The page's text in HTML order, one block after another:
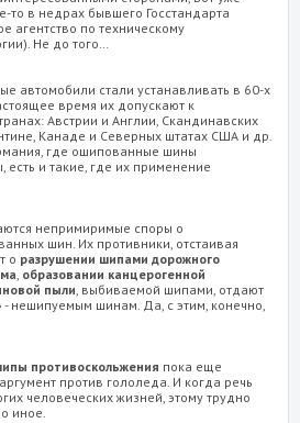
то в недрах бывшего Госстандарта
агентство по техническому
Не до того…
автомобили стали устанавливать в 60-х
время их допускают к
Австрии и Англии, Скандинавских
Канаде и Северных штатах США и др.
где ошипованные шины
есть и такие, где их применение
непримиримые споры о
шин. Их противники, отстаивая
о разрушении шипами дорожного
, образовании канцерогенной
пыли, выбиваемой шипами, отдают
- нешипуемым шинам. Да, с этим, конечно,
противоскольжения пока еще
против гололеда. И когда речь
человеческих жизней, этому трудно
иное.